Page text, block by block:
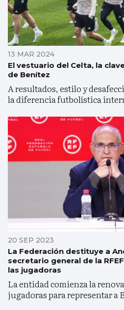
13 MAR 2024
El vestuario del Celta, la
de Benítez
A resultados, estilo y
la diferencia futbolística
20 SEP 2023
La Federación destituye a
secretario general de la
las jugadoras
La entidad comienza la
jugadoras para representar a